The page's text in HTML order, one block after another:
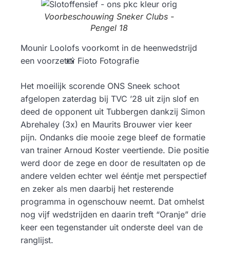
Voorbeschouwing Sneker Clubs -
Pengel 18
Mounir Loolofs voorkomt in de heenwedstrijd
een voorzet📸 Fioto Fotografie
Het moeilijk scorende ONS Sneek schoot
afgelopen zaterdag bij TVC ’28 uit zijn slof en
deed de opponent uit Tubbergen dankzij Simon
Abrehaley (3x) en Maurits Brouwer vier keer
pijn. Ondanks die mooie zege bleef de formatie
van trainer Arnoud Koster veertiende. Die positie
werd door de zege en door de resultaten op de
andere velden echter wel ééntje met perspectief
en zeker als men daarbij het resterende
programma in ogenschouw neemt. Dat omhelst
nog vijf wedstrijden en daarin treft “Oranje” drie
keer een tegenstander uit onderste deel van de
ranglijst.